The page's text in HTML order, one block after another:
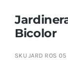
Bicolor
SKUJARD ROS 05